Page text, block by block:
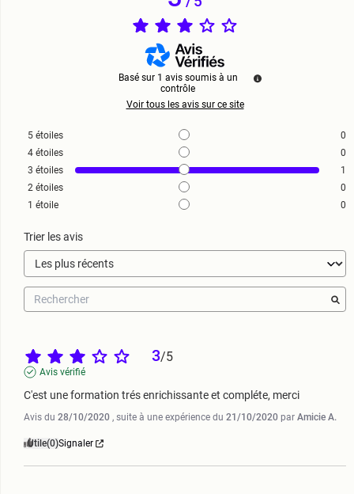
Basé sur 1 avis soumis à un
contrôle
Voir tous les avis sur ce site
5 étoiles
0
4 étoiles
0
3 étoiles
1
2 étoiles
0
1 étoile 0
Trier les avis
3/5
Avis vérifié
C'est une formation trés enrichissante et compléte, merci
Avis du 28/10/2020 , suite à une expérience du 21/10/2020 par Amicie A.
Utile(0)Signaler